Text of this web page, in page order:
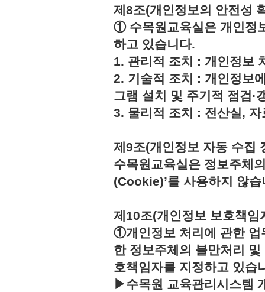
제8조(개인정보의 안전성
① 수목원교육실은 개인정
하고 있습니다.
1. 관리적 조치 : 개인정보
2. 기술적 조치 : 개인정보
그램 설치 및 주기적 점검·
3. 물리적 조치 : 전산실,
제9조(개인정보 자동 수집
수목원교육실은 정보주체
(Cookie)’를 사용하지 않습
제10조(개인정보 보호책임
①개인정보 처리에 관한 업
한 정보주체의 불만처리
호책임자를 지정하고 있습
▶수목원 교육관리시스템